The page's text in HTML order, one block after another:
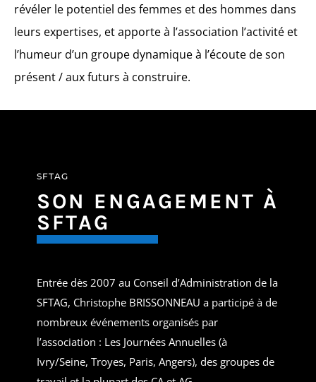
révéler le potentiel des femmes et des hommes dans
leurs expertises, et apporte à l’association l’activité et
l’humeur d’un groupe dynamique à l’écoute de son
présent / aux futurs à construire.
SFTAG
SON ENGAGEMENT À
SFTAG
Entrée dès 2007 au Conseil d’Administration de la
SFTAG, Christophe BRISSONNEAU a participé à de
nombreux événements organisés par
l’association : Les Journées Annuelles (à
Ivry/Seine, Troyes, Paris, Angers), des groupes de